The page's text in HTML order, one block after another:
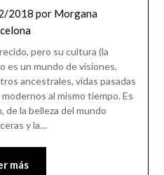
2018 por Morgana
pero su cultura (la
es un mundo de visiones,
ancestrales, vidas pasadas
al mismo tiempo. Es
de la belleza del mundo
y la…
más